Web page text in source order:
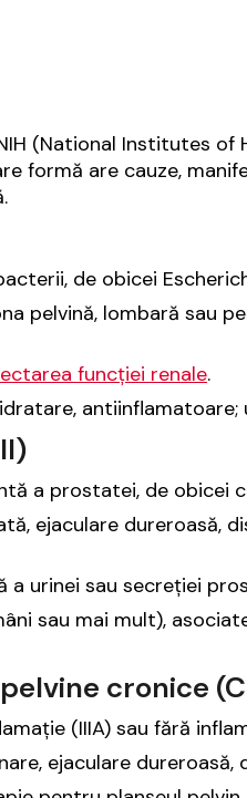
(National Institutes of
formă are cauze,
de obicei
pelvină, lombară sau
funcției renale.
a prostatei, de obicei
ejaculare dureroasă,
urinei sau secreției
sau mai mult),
cronice
(IIIA) sau fără
ejaculare dureroasă,